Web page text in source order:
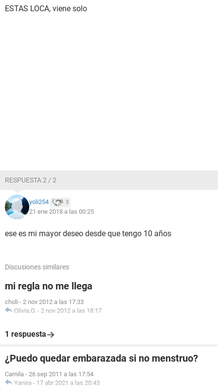
ESTAS LOCA, viene solo
RESPUESTA 2 / 2
yoli254 3
21 ene 2018 a las 00:25
ese es mi mayor deseo desde que tengo 10 años
Discusiones similares
mi regla no me llega
choli - 2 nov 2012 a las 17:33
Olivia.O. - 2 nov 2012 a las 18:17
1 respuesta
¿Puedo quedar embarazada si no menstruo?
Camila - 26 sep 2011 a las 17:54
Yanira - 17 abr 2021 a las 20:43